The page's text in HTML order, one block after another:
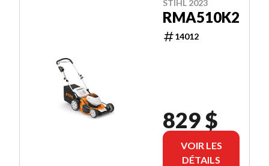
STIHL 2023
RMA510K2
14012
829 $
VOIR LES
DÉTAILS